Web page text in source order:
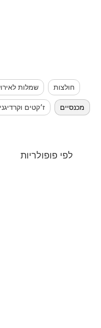
שמלות חולצות
ז׳קטים מכנסיים
לפי פופולריות